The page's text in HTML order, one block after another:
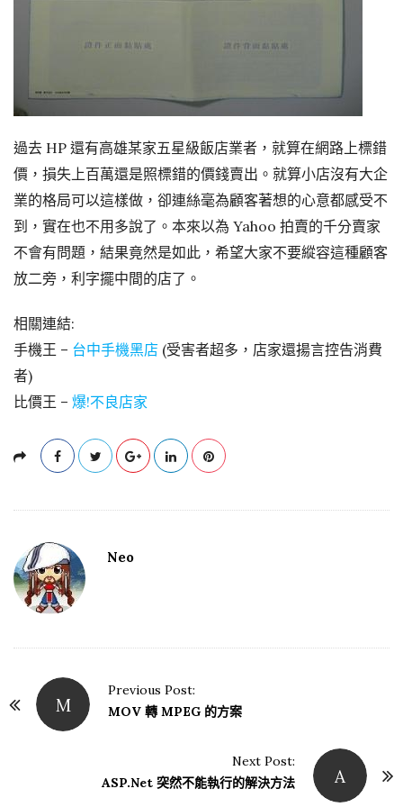
過去 HP 還有高雄某家五星級飯店業者，就算在網路上標錯
價，損失上百萬還是照標錯的價錢賣出。就算小店沒有大企
業的格局可以這樣做，卻連絲毫為顧客著想的心意都感受不
到，實在也不用多說了。本來以為 Yahoo 拍賣的千分賣家
不會有問題，結果竟然是如此，希望大家不要縱容這種顧客
放二旁，利字擺中間的店了。
相關連結:
手機王 – 台中手機黑店 (受害者超多，店家還揚言控告消費
者)
比價王 – 爆!不良店家
Neo
P
M
Previous Post:
MOV 轉 MPEG 的方案
A
Next Post:
ASP.Net 突然不能執行的解決方法